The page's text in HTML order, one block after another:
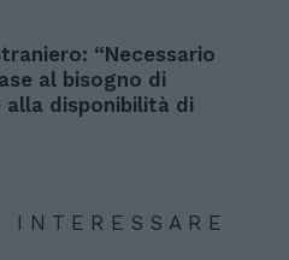
“Necessario
al bisogno di
alla disponibilità di
INTERESSARE